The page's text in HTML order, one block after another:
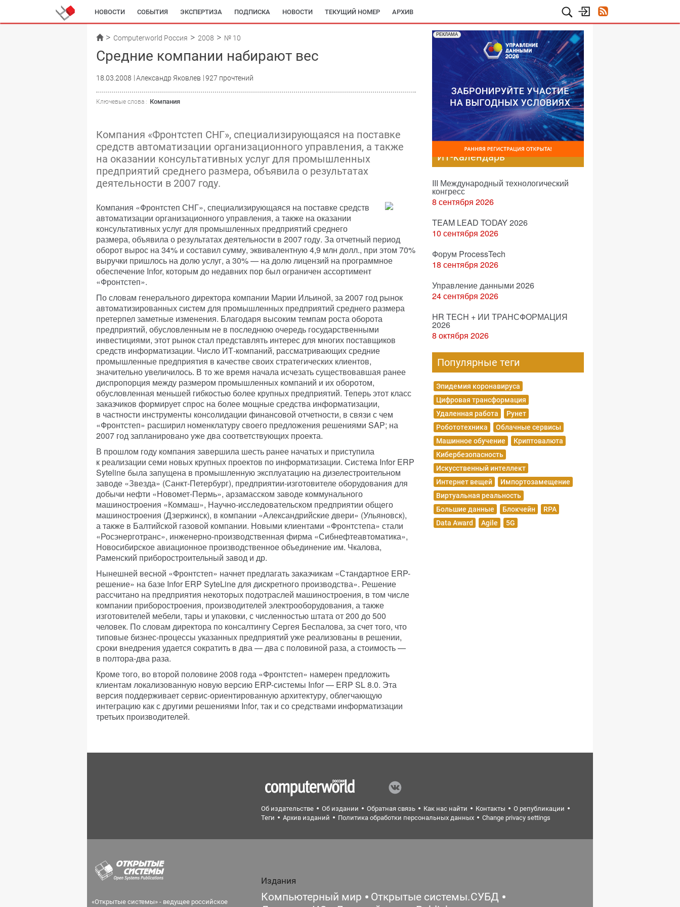
НОВОСТИ СОБЫТИЯ ЭКСПЕРТИЗА ПОДПИСКА НОВОСТИ ТЕКУЩИЙ НОМЕР АРХИВ
Computerworld Россия 2008 № 10
Средние компании набирают вес
18.03.2008 Александр Яковлев 927 прочтений
Ключевые слова : Компания
Компания «Фронтстеп СНГ», специализирующаяся на поставке
средств автоматизации организационного управления, а также
на оказании консультативных услуг для промышленных
предприятий среднего размера, объявила о результатах
деятельности в 2007 году.
Компания «Фронтстеп СНГ», специализирующаяся на поставке средств
автоматизации организационного управления, а также на оказании
консультативных услуг для промышленных предприятий среднего
размера, объявила о результатах деятельности в 2007 году. За отчетный период
оборот вырос на 34% и составил сумму, эквивалентную 4,9 млн долл., при этом 70%
выручки пришлось на долю услуг, а 30% — на долю лицензий на программное
обеспечение Infor, которым до недавних пор был ограничен ассортимент
«Фронтстеп».
По словам генерального директора компании Марии Ильиной, за 2007 год рынок
автоматизированных систем для промышленных предприятий среднего размера
претерпел заметные изменения. Благодаря высоким темпам роста оборота
предприятий, обусловленным не в последнюю очередь государственными
инвестициями, этот рынок стал представлять интерес для многих поставщиков
средств информатизации. Число ИТ-компаний, рассматривающих средние
промышленные предприятия в качестве своих стратегических клиентов,
значительно увеличилось. В то же время начала исчезать существовавшая ранее
диспропорция между размером промышленных компаний и их оборотом,
обусловленная меньшей гибкостью более крупных предприятий. Теперь этот класс
заказчиков формирует спрос на более мощные средства информатизации,
в частности инструменты консолидации финансовой отчетности, в связи с чем
«Фронтстеп» расширил номенклатуру своего предложения решениями SAP; на
2007 год запланировано уже два соответствующих проекта.
В прошлом году компания завершила шесть ранее начатых и приступила
к реализации семи новых крупных проектов по информатизации. Система Infor ERP
Syteline была запущена в промышленную эксплуатацию на дизелестроительном
заводе «Звезда» (Санкт-Петербург), предприятии-изготовителе оборудования для
добычи нефти «Новомет-Пермь», арзамасском заводе коммунального
машиностроения «Коммаш», Научно-исследовательском предприятии общего
машиностроения (Дзержинск), в компании «Александрийские двери» (Ульяновск),
а также в Балтийской газовой компании. Новыми клиентами «Фронтстепа» стали
«Росэнерготранс», инженерно-производственная фирма «Сибнефтеавтоматика»,
Новосибирское авиационное производственное объединение им. Чкалова,
Раменский приборостроительный завод и др.
Нынешней весной «Фронтстеп» начнет предлагать заказчикам «Стандартное ERP-
решение» на базе Infor ERP SyteLine для дискретного производства». Решение
рассчитано на предприятия некоторых подотраслей машиностроения, в том числе
компании приборостроения, производителей электрооборудования, а также
изготовителей мебели, тары и упаковки, с численностью штата от 200 до 500
человек. По словам директора по консалтингу Сергея Беспалова, за счет того, что
типовые бизнес-процессы указанных предприятий уже реализованы в решении,
сроки внедрения удается сократить в два — два с половиной раза, а стоимость —
в полтора-два раза.
Кроме того, во второй половине 2008 года «Фронтстеп» намерен предложить
клиентам локализованную новую версию ERP-системы Infor — ERP SL 8.0. Эта
версия поддерживает сервис-ориентированную архитектуру, облегчающую
интеграцию как с другими решениями Infor, так и со средствами информатизации
третьих производителей.
РЕКЛАМА
ИТ-календарь
III Международный технологический
конгресс
8 сентября 2026
TEAM LEAD TODAY 2026
10 сентября 2026
Форум ProcessTech
18 сентября 2026
Управление данными 2026
24 сентября 2026
HR TECH + ИИ ТРАНСФОРМАЦИЯ
2026
8 октября 2026
Популярные теги
Эпидемия коронавируса
Цифровая трансформация
Удаленная работа
Рунет
Робототехника
Облачные сервисы
Машинное обучение
Криптовалюта
Кибербезопасность
Искусственный интеллект
Интернет вещей
Импортозамещение
Виртуальная реальность
Большие данные
Блокчейн
RPA
Data Award
Agile 5G
Об издательстве Об издании Обратная связь Как нас найти Контакты
О републикации
Теги
Архив изданий Политика обработки персональных данных Change privacy settings
«Открытые системы» - ведущее российское
Издания
Компьютерный мир
Открытые системы.СУБД